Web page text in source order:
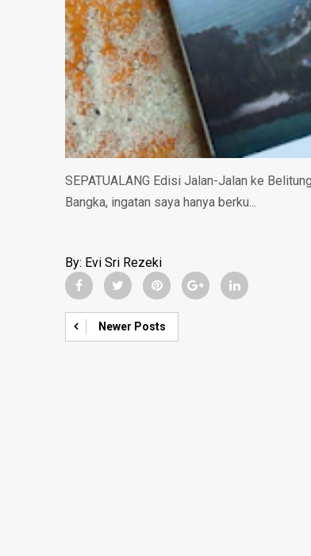
SEPATUALANG Edisi Jalan-Jalan ke
Bangka, ingatan saya hanya berku...
By: Evi Sri Rezeki
Newer Posts